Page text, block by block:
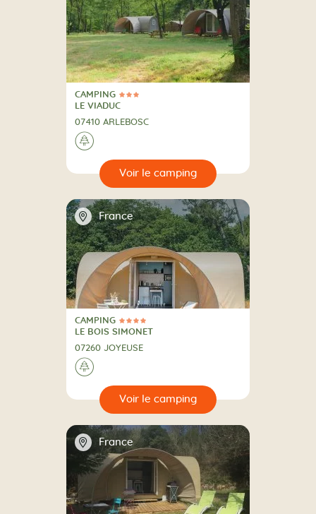
3 Étoiles
CAMPING
CAMPING
LE VIADUC
07410 ARLEBOSC
A la campagne
🌲
📍 France
4 Étoiles
CAMPING
CAMPING
LE BOIS SIMONET
07260 JOYEUSE
A la campagne
🌲
📍 France